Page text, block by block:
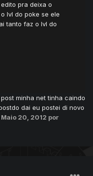
pra deixa o
lvl do poke se ele
tanto faz o lvl do
minha net tinha caindo
dai eu postei di novo
Maio 20, 2012 por